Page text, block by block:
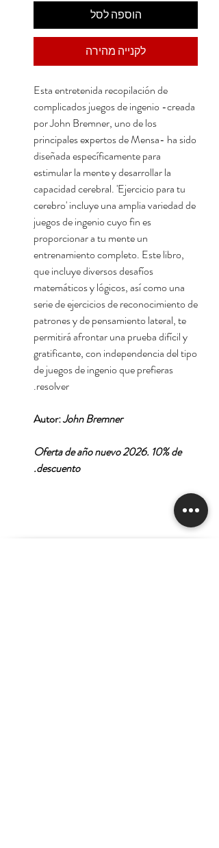
הוספה לסל
לקנייה מהירה
Esta entretenida recopilación de
complicados juegos de ingenio -creada
por John Bremner, uno de los
principales expertos de Mensa- ha sido
diseñada específicamente para
estimular la mente y desarrollar la
capacidad cerebral. 'Ejercicio para tu
cerebro' incluye una amplia variedad de
juegos de ingenio cuyo fin es
proporcionar a tu mente un
entrenamiento completo. Este libro,
que incluye diversos desafíos
matemáticos y lógicos, así como una
serie de ejercicios de reconocimiento de
patrones y de pensamiento lateral, te
permitirá afrontar una prueba difícil y
gratificante, con independencia del tipo
de juegos de ingenio que prefieras
resolver.
Autor:John Bremner
Oferta de año nuevo 2026. 10% de
descuento.